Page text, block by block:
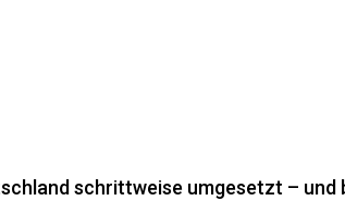
schrittweise umgesetzt –